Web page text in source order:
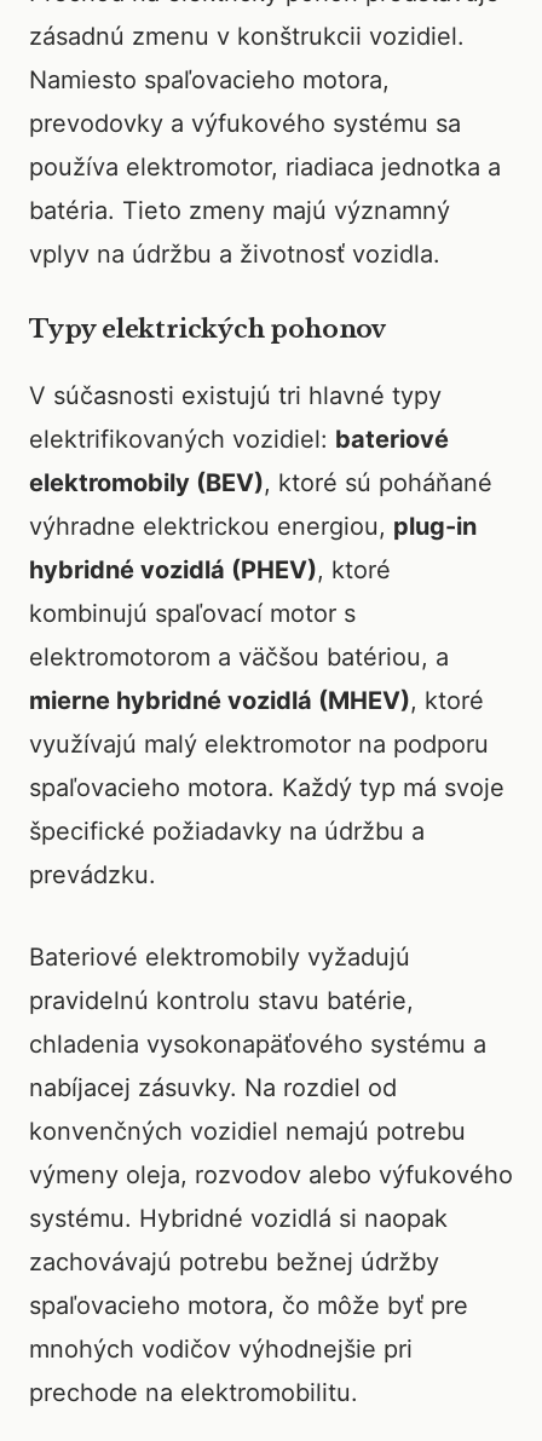
zásadnú zmenu v konštrukcii vozidiel.
Namiesto spaľovacieho motora,
prevodovky a výfukového systému sa
používa elektromotor, riadiaca jednotka a
batéria. Tieto zmeny majú významný
vplyv na údržbu a životnosť vozidla.
Typy elektrických pohonov
V súčasnosti existujú tri hlavné typy
elektrifikovaných vozidiel: bateriové
elektromobily (BEV), ktoré sú poháňané
výhradne elektrickou energiou, plug-in
hybridné vozidlá (PHEV), ktoré
kombinujú spaľovací motor s
elektromotorom a väčšou batériou, a
mierne hybridné vozidlá (MHEV), ktoré
využívajú malý elektromotor na podporu
spaľovacieho motora. Každý typ má svoje
špecifické požiadavky na údržbu a
prevádzku.
Bateriové elektromobily vyžadujú
pravidelnú kontrolu stavu batérie,
chladenia vysokonapäťového systému a
nabíjacej zásuvky. Na rozdiel od
konvenčných vozidiel nemajú potrebu
výmeny oleja, rozvodov alebo výfukového
systému. Hybridné vozidlá si naopak
zachovávajú potrebu bežnej údržby
spaľovacieho motora, čo môže byť pre
mnohých vodičov výhodnejšie pri
prechode na elektromobilitu.